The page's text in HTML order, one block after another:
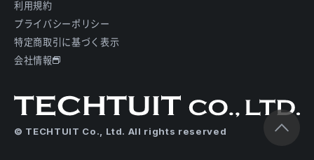
利用規約
プライバシーポリシー
特定商取引に基づく表示
会社情報
© TECHTUIT Co., Ltd. All rights reserved